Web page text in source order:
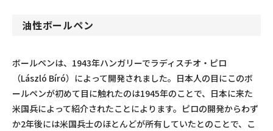
油性ボールペン
ボールペンは、1943年ハンガリーでラディスチオ・ピロ
（László Bíró）によって開発されました。日本人の目にこのボ
ールペンが初めて目に触れたのは1945年のことで、日本に来た
米国兵によって紹介されたことによります。ピロの開発からわず
か2年後には米国兵士のほとんどが所有していたとのことで、こ